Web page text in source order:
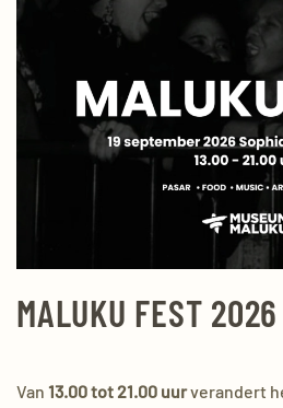
MALUKU FEST 2026
Van 13.00 tot 21.00 uurverandert